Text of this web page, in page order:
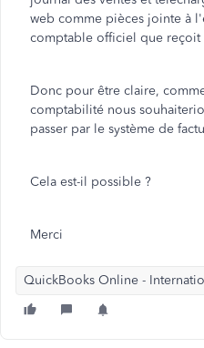
web comme pièces jointe à
comptable officiel que reçoit
Donc pour être claire,
comptabilité nous
passer par le système de
Cela est-il possible ?
Merci
QuickBooks Online -